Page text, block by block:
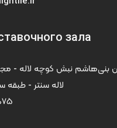
зала
لاله سنتر - طبقه